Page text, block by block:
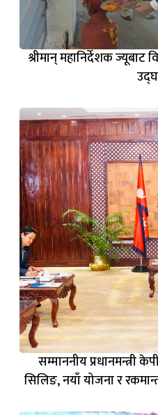
श्रीमान् महानिर्देशक ज्यूबाट
सम्माननीय प्रधानमन्त्री
सिलिङ, नयाँ योजना र